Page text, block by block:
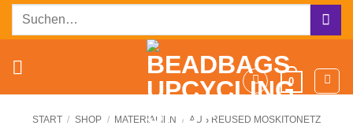
ZumSuchen
0
START / SHOP / MATERIALIEN / AUS REUSED MOSKITONETZ